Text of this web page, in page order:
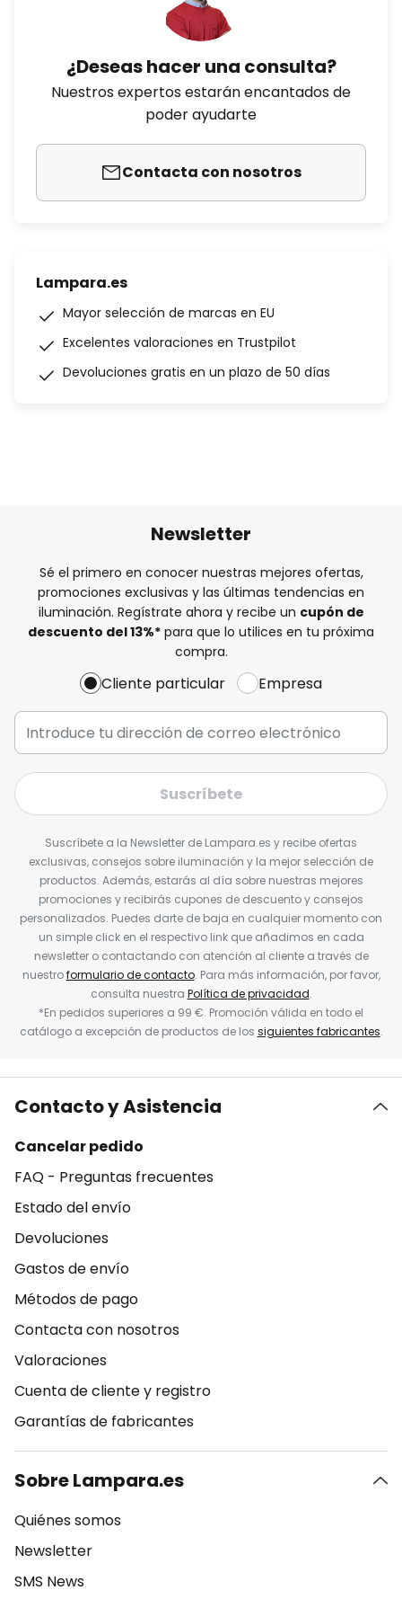
¿Deseas hacer una consulta?
Nuestros expertos estarán encantados de
poder ayudarte
Contacta con nosotros
Lampara.es
Mayor selección de marcas en EU
Excelentes valoraciones en Trustpilot
Devoluciones gratis en un plazo de 50 días
Newsletter
Sé el primero en conocer nuestras mejores ofertas,
promociones exclusivas y las últimas tendencias en
iluminación. Regístrate ahora y recibe un cupón de
descuento del13%* para que lo utilices en tu próxima
compra.
Cliente particular Empresa
Suscríbete
Suscríbete a la Newsletter de Lampara.es y recibe ofertas
exclusivas, consejos sobre iluminación y la mejor selección de
productos. Además, estarás al día sobre nuestras mejores
promociones y recibirás cupones de descuento y consejos
personalizados. Puedes darte de baja en cualquier momento con
un simple click en el respectivo link que añadimos en cada
newsletter o contactando con atención al cliente a través de
nuestroformulario de contacto. Para más información, por favor,
consulta nuestra Política de privacidad.
*En pedidos superiores a 99 €. Promoción válida en todo el
catálogo a excepción de productos de los siguientes fabricantes.
Contacto y Asistencia
Cancelar pedido
FAQ - Preguntas frecuentes
Estado del envío
Devoluciones
Gastos de envío
Métodos de pago
Contacta con nosotros
Valoraciones
Cuenta de cliente y registro
Garantías de fabricantes
Sobre Lampara.es
Quiénes somos
Newsletter
SMS News